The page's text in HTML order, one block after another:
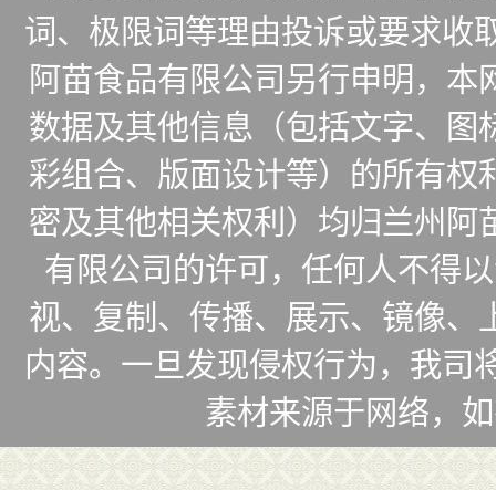
词、极限词等理由投诉或要求收
阿苗食品有限公司另行申明，
数据及其他信息（包括文字、
彩组合、版面设计等）的所有
密及其他相关权利）均归兰州
有限公司的许可，任何人不得
视、复制、传播、展示、镜像
内容。一旦发现侵权行为，我司
素材来源于网络，